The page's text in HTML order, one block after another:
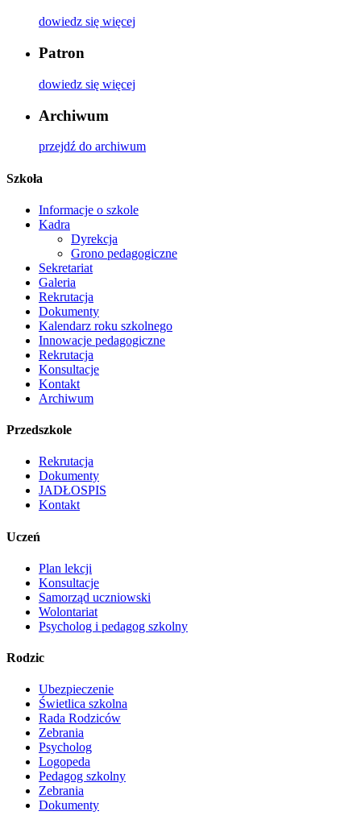
dowiedz się więcej
Patron
dowiedz się więcej
Archiwum
przejdź do archiwum
Szkoła
Informacje o szkole
Kadra
Dyrekcja
Grono pedagogiczne
Sekretariat
Galeria
Rekrutacja
Dokumenty
Kalendarz roku szkolnego
Innowacje pedagogiczne
Rekrutacja
Konsultacje
Kontakt
Archiwum
Przedszkole
Rekrutacja
Dokumenty
JADŁOSPIS
Kontakt
Uczeń
Plan lekcji
Konsultacje
Samorząd uczniowski
Wolontariat
Psycholog i pedagog szkolny
Rodzic
Ubezpieczenie
Świetlica szkolna
Rada Rodziców
Zebrania
Psycholog
Logopeda
Pedagog szkolny
Zebrania
Dokumenty